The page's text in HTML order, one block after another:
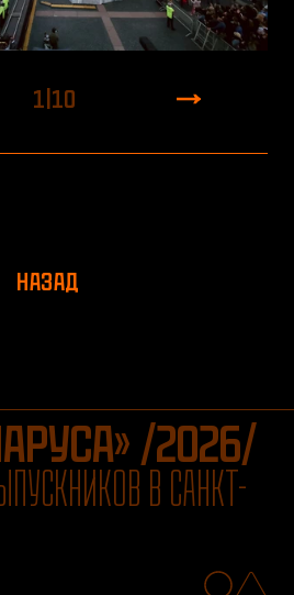
1 10
НАЗАД
/2026/
В САНКТ-